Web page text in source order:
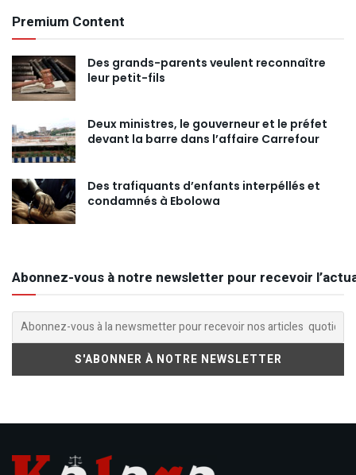
Premium Content
Des grands-parents veulent reconnaître
leur petit-fils
Deux ministres, le gouverneur et le préfet
devant la barre dans l’affaire Carrefour
Des trafiquants d’enfants interpéllés et
condamnés à Ebolowa
Abonnez-vous à notre newsletter pour recevoir